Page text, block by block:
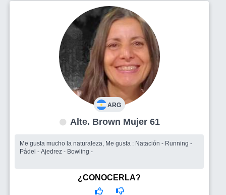
ARG
Alte. Brown Mujer 61
Me gusta mucho la naturaleza, Me gusta : Natación - Running -
Pádel - Ajedrez - Bowling -
¿CONOCERLA?